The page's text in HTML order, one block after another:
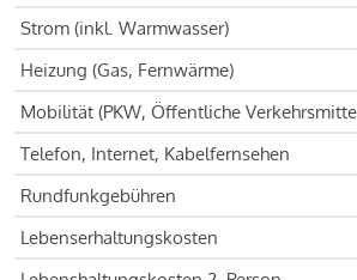
Strom (inkl. Warmwasser)
Heizung (Gas, Fernwärme)
Mobilität (PKW, Öffentliche
Telefon, Internet, Kabelfernsehen
Rundfunkgebühren
Lebenserhaltungskosten